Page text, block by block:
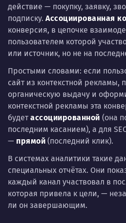
действие — покупку, заявку,
подписку. Ассоциированная
конверсия, в цепочке
пользователем которой
или источник, но не на
Простыми словами: если
сайт из контекстной рекламы,
органическую выдачу и
контекстной рекламы эта
будетассоциированной (она
последним касанием), а для
— прямой (последний клик).
В системах аналитики такие
специальных отчётах. Они
каждый канал участвовал в
которая привела к цели, —
ли он завершающим.